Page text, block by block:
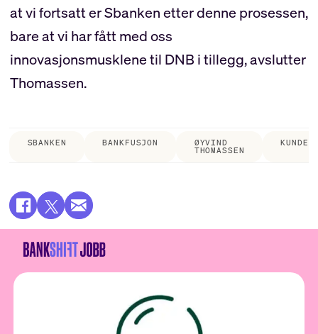
at vi fortsatt er Sbanken etter denne prosessen,
bare at vi har fått med oss
innovasjonsmusklene til DNB i tillegg, avslutter
Thomassen.
SBANKEN BANKFUSJON ØYVIND
THOMASSEN